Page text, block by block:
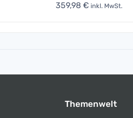
359,98 € inkl. MwSt.
Themenwelt